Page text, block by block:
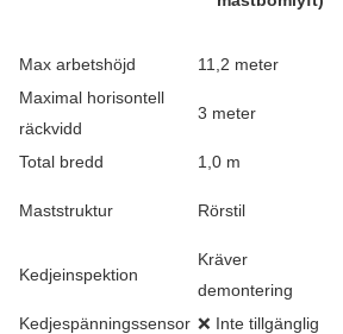
Max arbetshöjd
11,2 meter
Maximal horisontell
räckvidd
3 meter
Total bredd 1,0 m
Maststruktur Rörstil
Kedjeinspektion
Kräver
demontering
Kedjespänningssensor ❌ Inte tillgänglig